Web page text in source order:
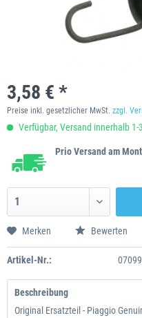
3,58 € *
Preise inkl. gesetzlicher MwSt. zzgl.
Verfügbar, Versand innerhalb 1-
Prio Versand am
Merken Bewerten
Artikel-Nr.:
Beschreibung
Original Ersatzteil - Piaggio